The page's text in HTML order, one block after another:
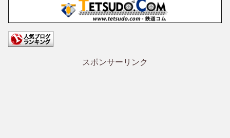
スポンサーリンク